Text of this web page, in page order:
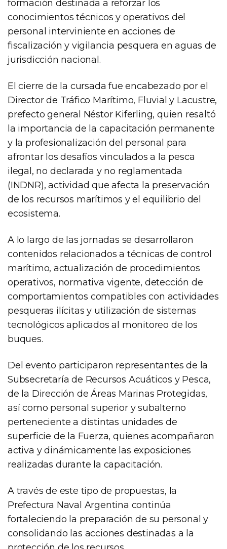
formación destinada a reforzar los
conocimientos técnicos y operativos del
personal interviniente en acciones de
fiscalización y vigilancia pesquera en aguas de
jurisdicción nacional.
El cierre de la cursada fue encabezado por el
Director de Tráfico Marítimo, Fluvial y Lacustre,
prefecto general Néstor Kiferling, quien resaltó
la importancia de la capacitación permanente
y la profesionalización del personal para
afrontar los desafíos vinculados a la pesca
ilegal, no declarada y no reglamentada
(INDNR), actividad que afecta la preservación
de los recursos marítimos y el equilibrio del
ecosistema.
A lo largo de las jornadas se desarrollaron
contenidos relacionados a técnicas de control
marítimo, actualización de procedimientos
operativos, normativa vigente, detección de
comportamientos compatibles con actividades
pesqueras ilícitas y utilización de sistemas
tecnológicos aplicados al monitoreo de los
buques.
Del evento participaron representantes de la
Subsecretaría de Recursos Acuáticos y Pesca,
de la Dirección de Áreas Marinas Protegidas,
así como personal superior y subalterno
perteneciente a distintas unidades de
superficie de la Fuerza, quienes acompañaron
activa y dinámicamente las exposiciones
realizadas durante la capacitación.
A través de este tipo de propuestas, la
Prefectura Naval Argentina continúa
fortaleciendo la preparación de su personal y
consolidando las acciones destinadas a la